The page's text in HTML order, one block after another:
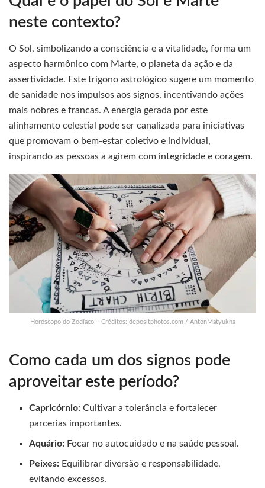
neste contexto?
O Sol, simbolizando a consciência e a vitalidade, forma um
aspecto harmônico com Marte, o planeta da ação e da
assertividade. Este trígono astrológico sugere um momento
de sanidade nos impulsos aos signos, incentivando ações
mais nobres e francas. A energia gerada por este
alinhamento celestial pode ser canalizada para iniciativas
que promovam o bem-estar coletivo e individual,
inspirando as pessoas a agirem com integridade e coragem.
Horóscopo do Zodíaco – Créditos: depositphotos.com / AntonMatyukha
Como cada um dos signos pode
aproveitar este período?
Capricórnio: Cultivar a tolerância e fortalecer
parcerias importantes.
Aquário: Focar no autocuidado e na saúde pessoal.
Peixes: Equilibrar diversão e responsabilidade,
evitando excessos.